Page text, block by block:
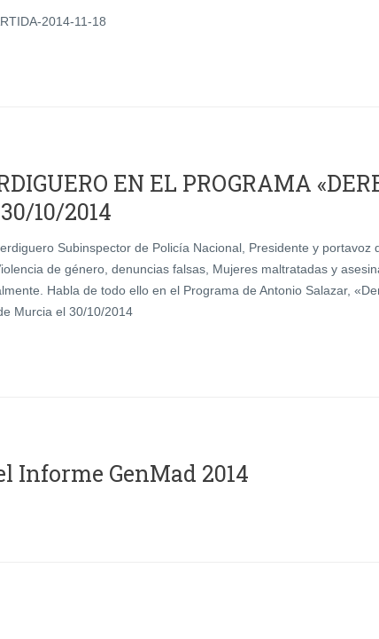
2014-11-18
EN EL PROGRAMA
10/2014
Subinspector de Policía Nacional, Presidente y portavoz
de género, denuncias falsas, Mujeres maltratadas y
Habla de todo ello en el Programa de Antonio Salazar,
Murcia el 30/10/2014
Informe GenMad 2014